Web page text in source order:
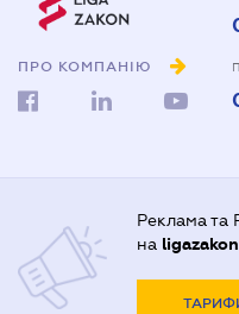
ПРО КОМПАНІЮ
Реклама та
на